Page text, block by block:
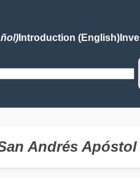
Introduction (English)
Andrés Apóstol